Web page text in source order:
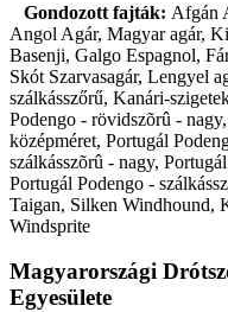
Gondozott fajták: Afgán
Angol Agár, Magyar agár,
Basenji, Galgo Espagnol,
Skót Szarvasagár, Lengyel
szálkásszőrű, Kanári-
Podengo - rövidszõrû -
középméret, Portugál
szálkásszõrû - nagy,
Portugál Podengo -
Taigan, Silken Windhound,
Windsprite
Magyarországi
Egyesülete